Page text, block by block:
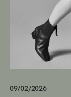
09/02/2026